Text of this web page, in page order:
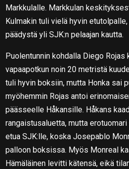
Markkulalle. Markkulan
Kulmakin tuli vielä hyvin
päädystä yli SJK:n pelaajan kautta.
Puolentunnin kohdalla Diego
vapaapotkun noin 20 metristä
tuli hyvin boksiin, mutta Honka sai
myöhemmin Rojas antoi
päässeelle Håkansille. Håkans
rangaistusaluetta, mutta
etua SJK:lle, koska Josepablo
palloon boksissa. Myös Monreal
Hämäläinen levitti kätensä, eikä